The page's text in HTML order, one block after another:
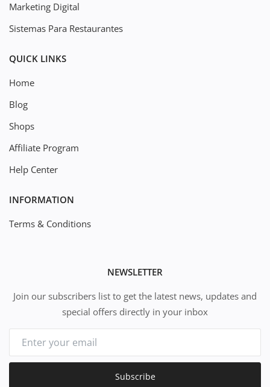
Marketing Digital
Sistemas Para Restaurantes
QUICK LINKS
Home
Blog
Shops
Affiliate Program
Help Center
INFORMATION
Terms & Conditions
NEWSLETTER
Join our subscribers list to get the latest news, updates and
special offers directly in your inbox
Subscribe